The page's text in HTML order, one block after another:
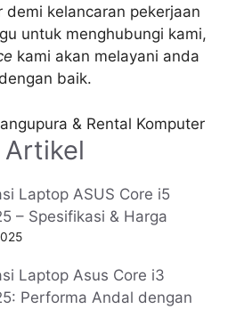
demi kelancaran pekerjaan
untuk menghubungi kami,
kami akan melayani anda
dengan baik.
& Rental Komputer
Artikel
Laptop ASUS Core i5
– Spesifikasi & Harga
Laptop Asus Core i3
Performa Andal dengan